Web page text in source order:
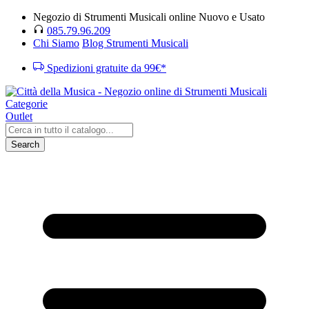
Negozio di Strumenti Musicali online Nuovo e Usato
085.79.96.209
Chi Siamo Blog Strumenti Musicali
Spedizioni gratuite da 99€*
Categorie
Outlet
Search